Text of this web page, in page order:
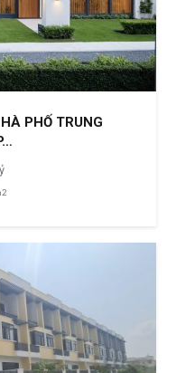
PHỐ TRUNG